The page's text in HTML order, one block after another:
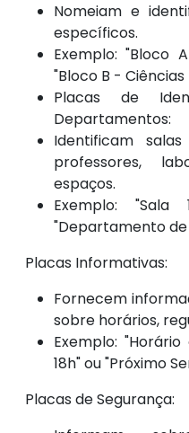
Nomeiam e
específicos.
Exemplo: "Bloco
"Bloco B - Ciências
Placas de
Departamentos:
Identificam
professores,
espaços.
Exemplo:
"Departamento de
Placas Informativas:
Fornecem
sobre horários,
Exemplo:
18h" ou "Próximo
Placas de Segurança: